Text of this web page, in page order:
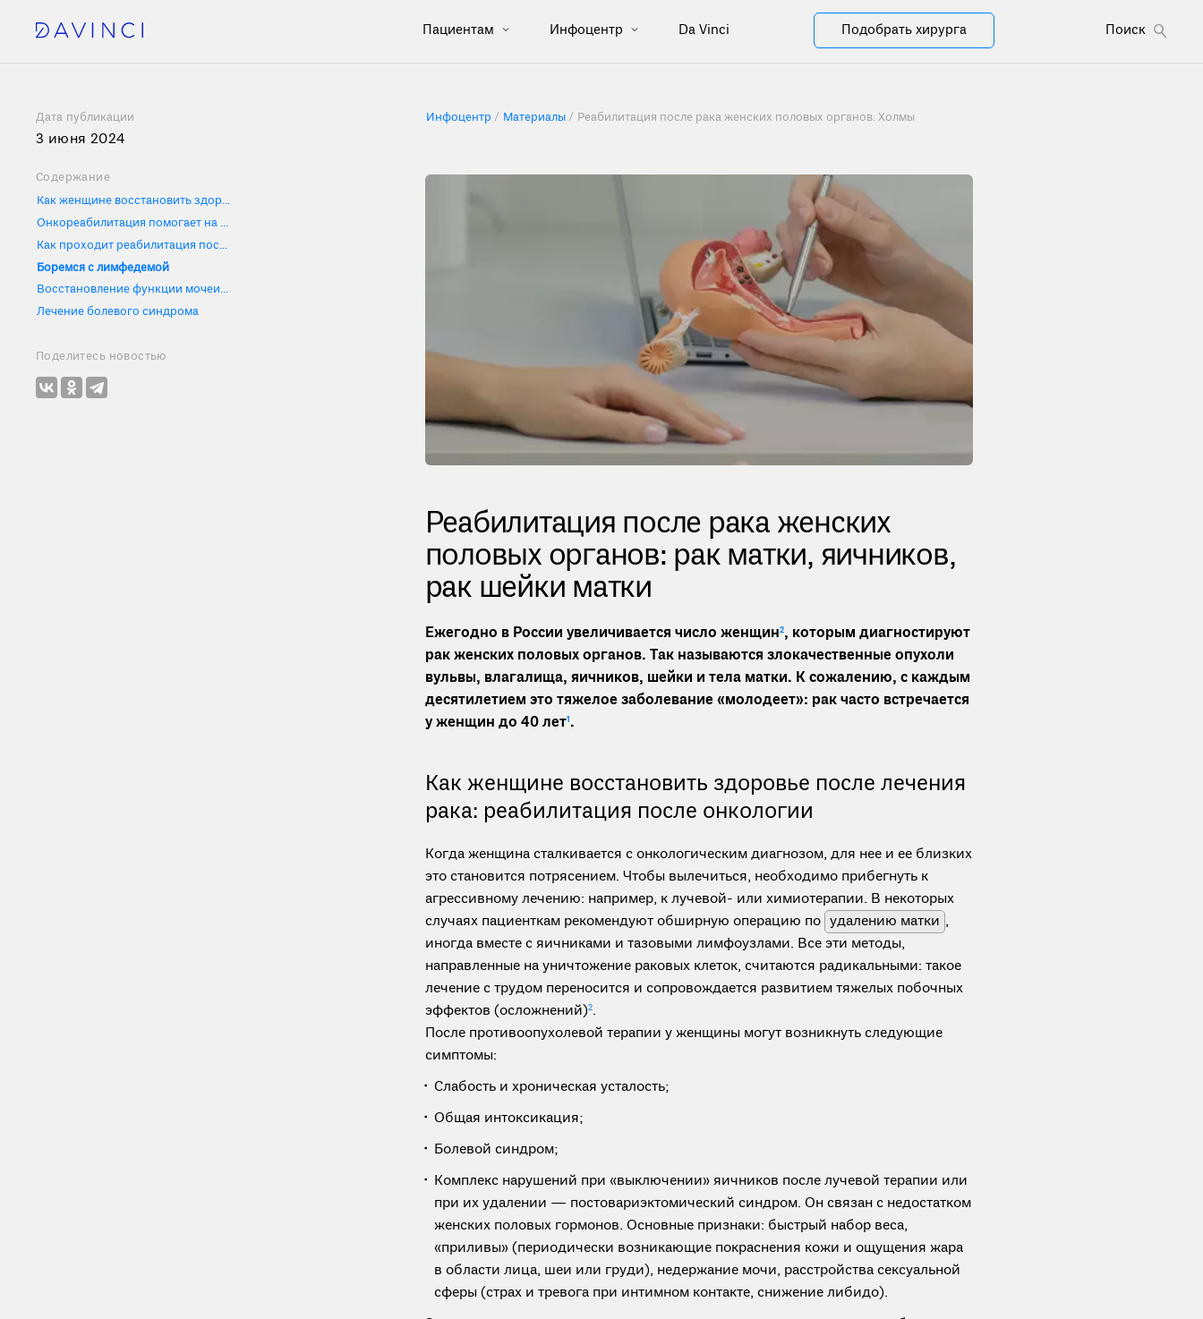
Пациентам Инфоцентр Da Vinci Подобрать хирурга Поиск
Инфоцентр Материалы Реабилитация после рака женских половых органов. Холмы
Дата публикации
3 июня 2024
Содержание
Как женщине восстановить здоровье после лечения рака: реабилитация после онкологии
Онкореабилитация помогает на всех этапах борьбы с раком
Как проходит реабилитация после удаления матки и яичников?
Боремся с лимфедемой
Восстановление функции мочеиспускания
Лечение болевого синдрома
Поделитесь новостью
Реабилитация после рака женских
половых органов: рак матки, яичников,
рак шейки матки
Ежегодно в России увеличивается число женщин2, которым диагностируют
рак женских половых органов. Так называются злокачественные опухоли
вульвы, влагалища, яичников, шейки и тела матки. К сожалению, с каждым
десятилетием это тяжелое заболевание «молодеет»: рак часто встречается
у женщин до 40 лет1.
Как женщине восстановить здоровье после лечения
рака: реабилитация после онкологии
Когда женщина сталкивается с онкологическим диагнозом, для нее и ее близких
это становится потрясением. Чтобы вылечиться, необходимо прибегнуть к
агрессивному лечению: например, к лучевой- или химиотерапии. В некоторых
случаях пациенткам рекомендуют обширную операцию по удалению матки ,
иногда вместе с яичниками и тазовыми лимфоузлами. Все эти методы,
направленные на уничтожение раковых клеток, считаются радикальными: такое
лечение с трудом переносится и сопровождается развитием тяжелых побочных
эффектов (осложнений)2.
После противоопухолевой терапии у женщины могут возникнуть следующие
симптомы:
Слабость и хроническая усталость;
Общая интоксикация;
Болевой синдром;
Комплекс нарушений при «выключении» яичников после лучевой терапии или
при их удалении — постовариэктомический синдром. Он связан с недостатком
женских половых гормонов. Основные признаки: быстрый набор веса,
«приливы» (периодически возникающие покраснения кожи и ощущения жара
в области лица, шеи или груди), недержание мочи, расстройства сексуальной
сферы (страх и тревога при интимном контакте, снижение либидо).